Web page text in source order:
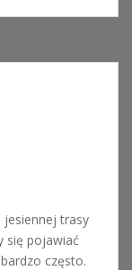
jesiennej trasy
się pojawiać
często.